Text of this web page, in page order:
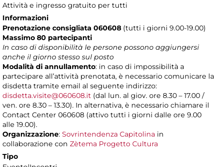
Attività e ingresso gratuito per tutti
Informazioni
Prenotazione consigliata 060608 (tutti i giorni 9.00-19.00)
Massimo 80 partecipanti
In caso di disponibilità le persone possono aggiungersi
anche il giorno stesso sul posto
Modalità di annullamento: in caso di impossibilità a
partecipare all’attività prenotata, è necessario comunicare la
disdetta tramite email al seguente indirizzo:
disdetta.visite@060608.it (dal lun. al giov. ore 8.30 – 17.00 /
ven. ore 8.30 – 13.30). In alternativa, è necessario chiamare il
Contact Center 060608 (attivo tutti i giorni dalle ore 9.00
alle 19.00).
Organizzazione: Sovrintendenza Capitolina in
collaborazione con Zètema Progetto Cultura
Tipo